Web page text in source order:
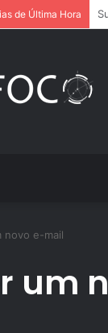
de Última Hora
novo e-mail
um